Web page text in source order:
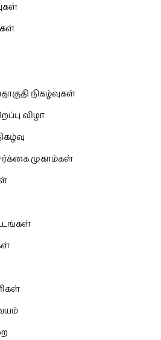
நிகழ்வுகள்
விழா
முகாம்கள்